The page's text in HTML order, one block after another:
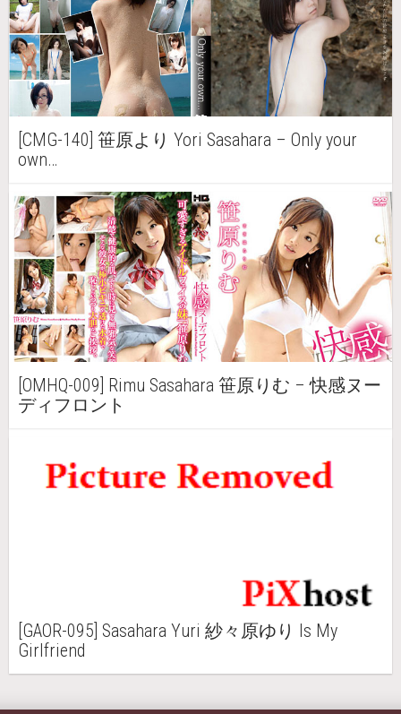
[CMG-140] 笹原より Yori Sasahara – Only your
own…
[OMHQ-009] Rimu Sasahara 笹原りむ – 快感ヌー
ディフロント
[GAOR-095] Sasahara Yuri 紗々原ゆり Is My
Girlfriend